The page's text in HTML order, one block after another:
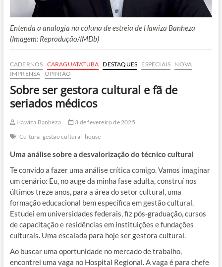
Entenda a analogia na coluna de estreia de Hawiza Banheza
(Imagem: Reprodução/IMDb)
CADERNOS CARAGUATATUBA DESTAQUES ESPECIAIS NOVA
IMPRENSA OPINIÃO
Sobre ser gestora cultural e fã de
seriados médicos
Hawiza Banheza
3 de fevereiro de 2025
Cultura gestão cultural house
Uma análise sobre a desvalorização do técnico cultural
Te convido a fazer uma análise crítica comigo. Vamos imaginar
um cenário: Eu, no auge da minha fase adulta, construí nos
últimos treze anos, para a área do setor cultural, uma
formação educacional bem específica em gestão cultural.
Estudei em universidades federais, fiz pós-graduação, cursos
de capacitação e residências em instituições e fundações
culturais. Uma escalada para hoje ser gestora cultural.
Ao buscar uma oportunidade no mercado de trabalho,
encontrei uma vaga no Hospital Regional. A vaga é para chefe